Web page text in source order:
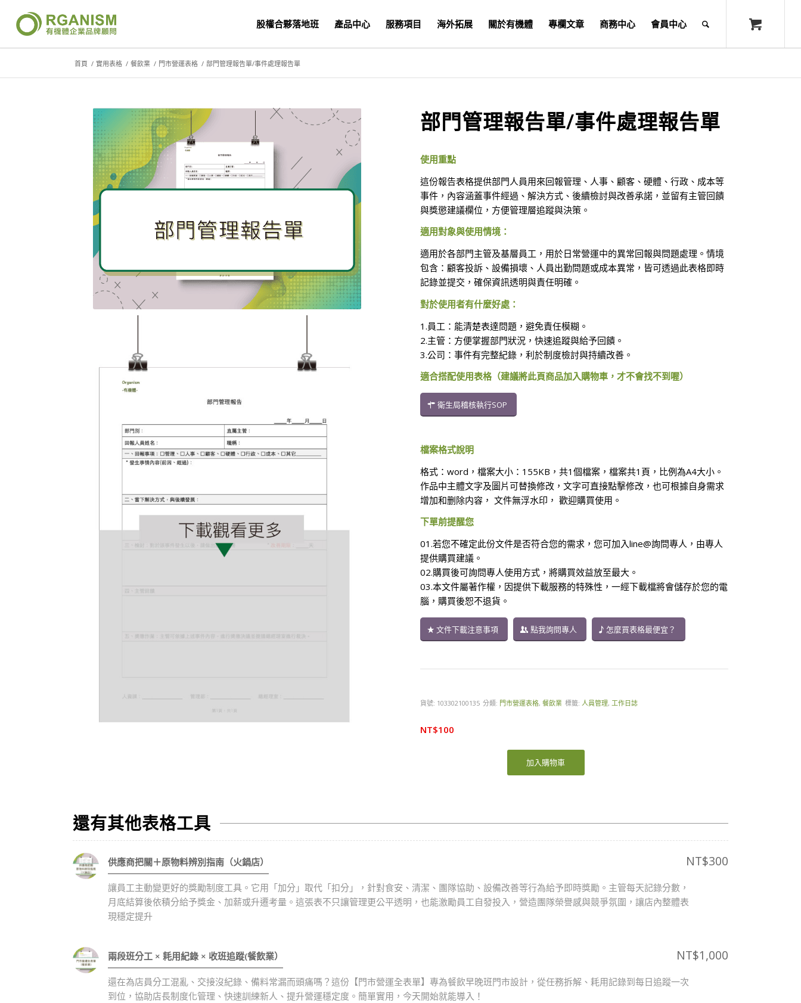
股權合夥落地班 產品中心 服務項目 海外拓展 關於有機體 專欄文章 商務中心 會員中心
首頁 / 實用表格 / 餐飲業 / 門市營運表格 / 部門管理報告單/事件處理報告單
部門管理報告單/事件處理報告單
使用重點
這份報告表格提供部門人員用來回報管理、人事、顧客、硬體、行政、成本等
事件，內容涵蓋事件經過、解決方式、後續檢討與改善承諾，並留有主管回饋
與獎懲建議欄位，方便管理層追蹤與決策。
適用對象與使用情境：
適用於各部門主管及基層員工，用於日常營運中的異常回報與問題處理。情境
包含：顧客投訴、設備損壞、人員出勤問題或成本異常，皆可透過此表格即時
記錄並提交，確保資訊透明與責任明確。
對於使用者有什麼好處：
1.員工：能清楚表達問題，避免責任模糊。
2.主管：方便掌握部門狀況，快速追蹤與給予回饋。
3.公司：事件有完整紀錄，利於制度檢討與持續改善。
適合搭配使用表格（建議將此頁商品加入購物車，才不會找不到喔）
衛生局稽核執行SOP
檔案格式說明
格式：word，檔案大小：155KB，共1個檔案，檔案共1頁，比例為A4大小。
作品中主體文字及圖片可替換修改，文字可直接點擊修改，也可根據自身需求
增加和删除内容， 文件無浮水印， 歡迎購買使用。
下單前提醒您
01.若您不確定此份文件是否符合您的需求，您可加入line@詢問專人，由專人
提供購買建議。
02.購買後可詢問專人使用方式，將購買效益放至最大。
03.本文件屬著作權，因提供下載服務的特殊性，一經下載檔將會儲存於您的電
腦，購買後恕不退貨。
文件下載注意事項 點我詢問專人 怎麼買表格最便宜？
貨號: 103302100135 分類: 門市營運表格, 餐飲業 標籤: 人員管理, 工作日誌
NT$100
加入購物車
還有其他表格工具
供應商把關＋原物料辨別指南（火鍋店） NT$300
讓員工主動變更好的獎勵制度工具。它用「加分」取代「扣分」，針對食安、清潔、團隊協助、設備改善等行為給予即時獎勵。主管每天記錄分數，
月底結算後依積分給予獎金、加薪或升遷考量。這張表不只讓管理更公平透明，也能激勵員工自發投入，營造團隊榮譽感與競爭氛圍，讓店內整體表
現穩定提升
兩段班分工 × 耗用紀錄 × 收班追蹤(餐飲業） NT$1,000
還在為店員分工混亂、交接沒紀錄、備料常漏而頭痛嗎？這份【門市營運全表單】專為餐飲早晚班門市設計，從任務拆解、耗用記錄到每日追蹤一次
到位，協助店長制度化管理、快速訓練新人、提升營運穩定度。簡單實用，今天開始就能導入！